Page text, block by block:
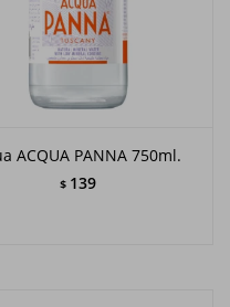
ACQUA PANNA 750ml.
$ 139